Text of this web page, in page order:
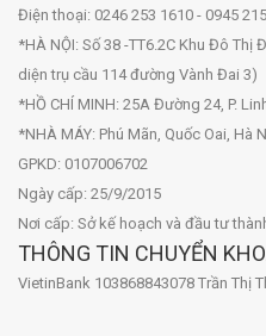
Điện thoại: 0246 253 1610 - 0945
*HÀ NỘI: Số 38 -TT6.2C Khu Đô Thị
diện trụ cầu 114 đường Vành Đai 3)
*HỒ CHÍ MINH: 25A Đường 24, P.
*NHÀ MÁY: Phú Mãn, Quốc Oai, Hà
GPKD: 0107006702
Ngày cấp: 25/9/2015
Nơi cấp: Sở kế hoạch và đầu tư
THÔNG TIN CHUYỂN
VietinBank 103868843078 Trần Thị